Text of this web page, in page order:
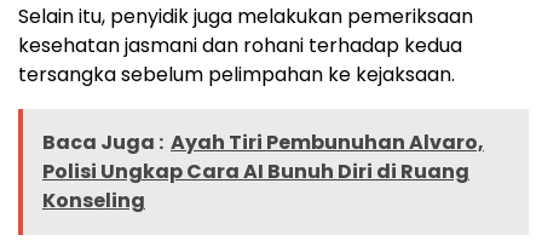
Selain itu, penyidik juga melakukan pemeriksaan
kesehatan jasmani dan rohani terhadap kedua
tersangka sebelum pelimpahan ke kejaksaan.
Baca Juga : Ayah Tiri Pembunuhan Alvaro,
Polisi Ungkap Cara AI Bunuh Diri di Ruang
Konseling